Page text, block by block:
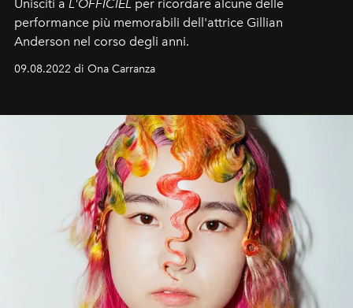
Unisciti a L'OFFICIEL per ricordare alcune delle
performance più memorabili dell'attrice Gillian
Anderson nel corso degli anni.
09.08.2022 di Ona Carranza